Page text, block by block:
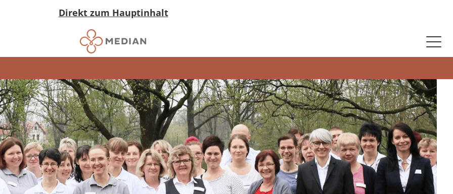
Direkt zum Hauptinhalt